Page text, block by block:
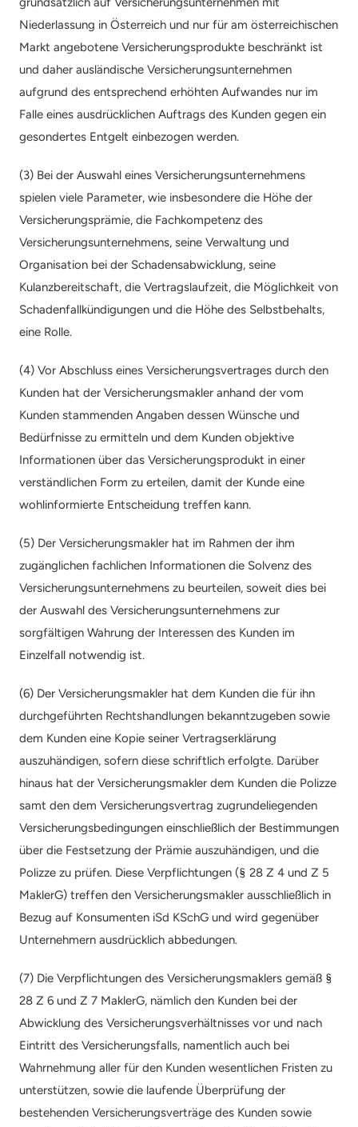
Niederlassung in Österreich und nur für am österreichischen
Markt angebotene Versicherungsprodukte beschränkt ist
und daher ausländische Versicherungsunternehmen
aufgrund des entsprechend erhöhten Aufwandes nur im
Falle eines ausdrücklichen Auftrags des Kunden gegen ein
gesondertes Entgelt einbezogen werden.
(3) Bei der Auswahl eines Versicherungsunternehmens
spielen viele Parameter, wie insbesondere die Höhe der
Versicherungsprämie, die Fachkompetenz des
Versicherungsunternehmens, seine Verwaltung und
Organisation bei der Schadensabwicklung, seine
Kulanzbereitschaft, die Vertragslaufzeit, die Möglichkeit von
Schadenfallkündigungen und die Höhe des Selbstbehalts,
eine Rolle.
(4) Vor Abschluss eines Versicherungsvertrages durch den
Kunden hat der Versicherungsmakler anhand der vom
Kunden stammenden Angaben dessen Wünsche und
Bedürfnisse zu ermitteln und dem Kunden objektive
Informationen über das Versicherungsprodukt in einer
verständlichen Form zu erteilen, damit der Kunde eine
wohlinformierte Entscheidung treffen kann.
(5) Der Versicherungsmakler hat im Rahmen der ihm
zugänglichen fachlichen Informationen die Solvenz des
Versicherungsunternehmens zu beurteilen, soweit dies bei
der Auswahl des Versicherungsunternehmens zur
sorgfältigen Wahrung der Interessen des Kunden im
Einzelfall notwendig ist.
(6) Der Versicherungsmakler hat dem Kunden die für ihn
durchgeführten Rechtshandlungen bekanntzugeben sowie
dem Kunden eine Kopie seiner Vertragserklärung
auszuhändigen, sofern diese schriftlich erfolgte. Darüber
hinaus hat der Versicherungsmakler dem Kunden die Polizze
samt den dem Versicherungsvertrag zugrundeliegenden
Versicherungsbedingungen einschließlich der Bestimmungen
über die Festsetzung der Prämie auszuhändigen, und die
Polizze zu prüfen. Diese Verpflichtungen (§ 28 Z 4 und Z 5
MaklerG) treffen den Versicherungsmakler ausschließlich in
Bezug auf Konsumenten iSd KSchG und wird gegenüber
Unternehmern ausdrücklich abbedungen.
(7) Die Verpflichtungen des Versicherungsmaklers gemäß §
28 Z 6 und Z 7 MaklerG, nämlich den Kunden bei der
Abwicklung des Versicherungsverhältnisses vor und nach
Eintritt des Versicherungsfalls, namentlich auch bei
Wahrnehmung aller für den Kunden wesentlichen Fristen zu
unterstützen, sowie die laufende Überprüfung der
bestehenden Versicherungsverträge des Kunden sowie